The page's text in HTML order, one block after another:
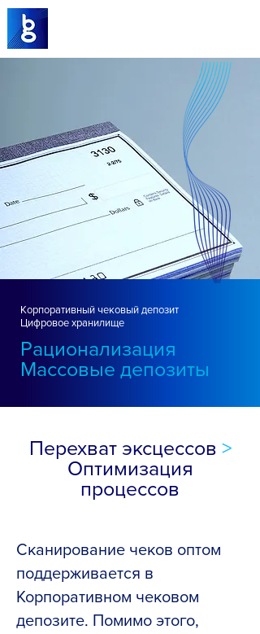
Корпоративный чековый депозит
Цифровое хранилище
Рационализация
Массовые депозиты
Перехват эксцессов >
Оптимизация
процессов
Сканирование чеков оптом
поддерживается в
Корпоративном чековом
депозите. Помимо этого,